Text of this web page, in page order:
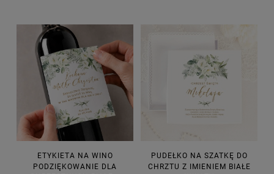
ETYKIETA NA WINO
PODZIĘKOWANIE DLA
PUDEŁKO NA SZATKĘ DO
CHRZTU Z IMIENIEM BIAŁE